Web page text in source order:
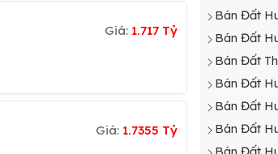
Giá: 1.717 Tỷ
Giá: 1.7355 Tỷ
Bán Đất
Bán Đất
Bán Đất
Bán Đất
Bán Đất
Bán Đất